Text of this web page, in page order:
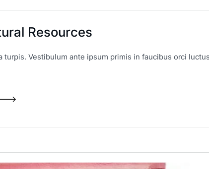
Resources
turpis. Vestibulum ante ipsum primis in faucibus orci